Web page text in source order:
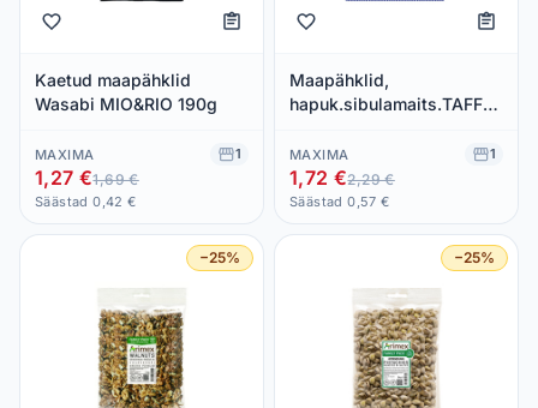
Kaetud maapähklid
Wasabi MIO&RIO 190g
MAXIMA 1
1,27 €1,69 €
Säästad 0,42 €
Maapähklid,
hapuk.sibulamaits.TAFFEL
MAXIMA 1
1,72 €2,29 €
Säästad 0,57 €
−25% −25%